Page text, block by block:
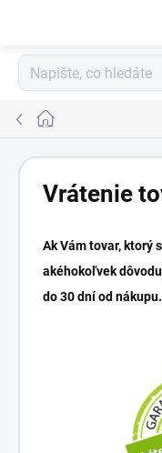
Domů
Vrátenie
Ak Vám tovar, ktorý
akéhokoľvek
do30 dníod nákupu.